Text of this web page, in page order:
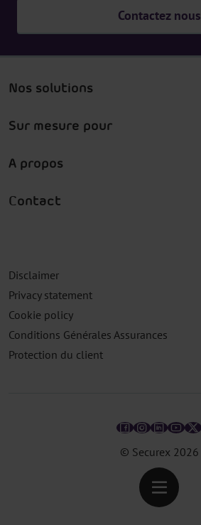
Contactez nous
Nos solutions
Sur mesure pour
A propos
Contact
© Securex 2026
Disclaimer
Privacy statement
Cookie policy
Conditions Générales Assurances
Protection du client